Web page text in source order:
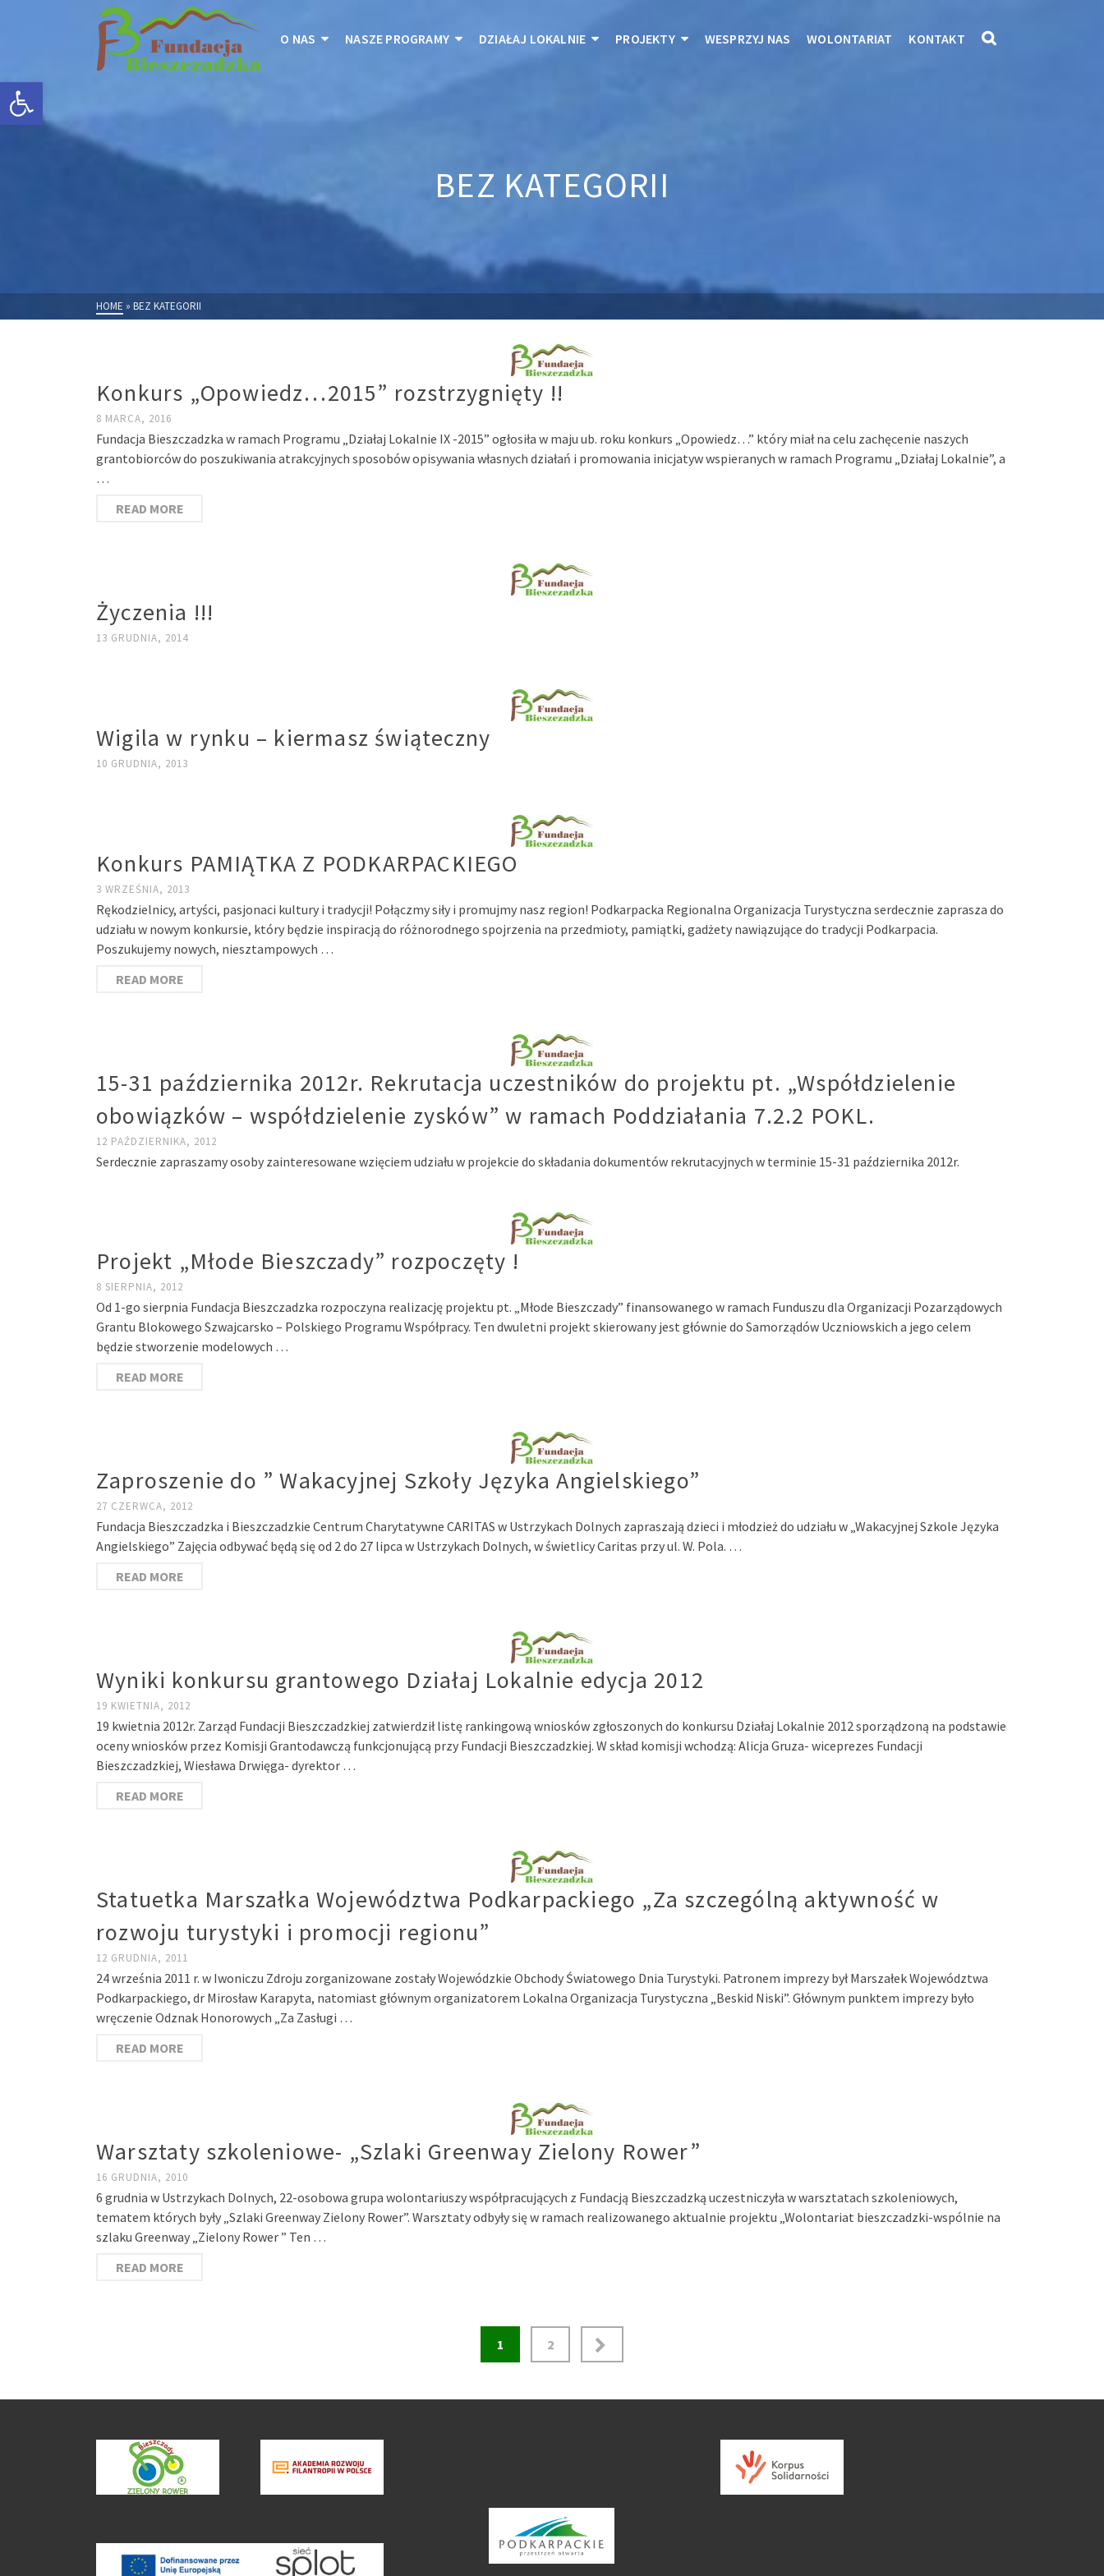
Otwórz pasek narzędzi
O NAS NASZE PROGRAMY DZIAŁAJ LOKALNIE PROJEKTY WESPRZYJ NAS WOLONTARIAT KONTAKT
BEZ KATEGORII
HOME » BEZ KATEGORII
Konkurs „Opowiedz…2015” rozstrzygnięty !!
8 MARCA, 2016
Fundacja Bieszczadzka w ramach Programu „Działaj Lokalnie IX -2015” ogłosiła w maju ub. roku konkurs „Opowiedz…” który miał na celu zachęcenie naszych
grantobiorców do poszukiwania atrakcyjnych sposobów opisywania własnych działań i promowania inicjatyw wspieranych w ramach Programu „Działaj Lokalnie”, a
…
READ MORE
Życzenia !!!
13 GRUDNIA, 2014
Wigila w rynku – kiermasz świąteczny
10 GRUDNIA, 2013
Konkurs PAMIĄTKA Z PODKARPACKIEGO
3 WRZEŚNIA, 2013
Rękodzielnicy, artyści, pasjonaci kultury i tradycji! Połączmy siły i promujmy nasz region! Podkarpacka Regionalna Organizacja Turystyczna serdecznie zaprasza do
udziału w nowym konkursie, który będzie inspiracją do różnorodnego spojrzenia na przedmioty, pamiątki, gadżety nawiązujące do tradycji Podkarpacia.
Poszukujemy nowych, niesztampowych …
READ MORE
15-31 października 2012r. Rekrutacja uczestników do projektu pt. „Współdzielenie
obowiązków – współdzielenie zysków” w ramach Poddziałania 7.2.2 POKL.
12 PAŹDZIERNIKA, 2012
Serdecznie zapraszamy osoby zainteresowane wzięciem udziału w projekcie do składania dokumentów rekrutacyjnych w terminie 15-31 października 2012r.
Projekt „Młode Bieszczady” rozpoczęty !
8 SIERPNIA, 2012
Od 1-go sierpnia Fundacja Bieszczadzka rozpoczyna realizację projektu pt. „Młode Bieszczady” finansowanego w ramach Funduszu dla Organizacji Pozarządowych
Grantu Blokowego Szwajcarsko – Polskiego Programu Współpracy. Ten dwuletni projekt skierowany jest głównie do Samorządów Uczniowskich a jego celem
będzie stworzenie modelowych …
READ MORE
Zaproszenie do ” Wakacyjnej Szkoły Języka Angielskiego”
27 CZERWCA, 2012
Fundacja Bieszczadzka i Bieszczadzkie Centrum Charytatywne CARITAS w Ustrzykach Dolnych zapraszają dzieci i młodzież do udziału w „Wakacyjnej Szkole Języka
Angielskiego” Zajęcia odbywać będą się od 2 do 27 lipca w Ustrzykach Dolnych, w świetlicy Caritas przy ul. W. Pola. …
READ MORE
Wyniki konkursu grantowego Działaj Lokalnie edycja 2012
19 KWIETNIA, 2012
19 kwietnia 2012r. Zarząd Fundacji Bieszczadzkiej zatwierdził listę rankingową wniosków zgłoszonych do konkursu Działaj Lokalnie 2012 sporządzoną na podstawie
oceny wniosków przez Komisji Grantodawczą funkcjonującą przy Fundacji Bieszczadzkiej. W skład komisji wchodzą: Alicja Gruza- wiceprezes Fundacji
Bieszczadzkiej, Wiesława Drwięga- dyrektor …
READ MORE
Statuetka Marszałka Województwa Podkarpackiego „Za szczególną aktywność w
rozwoju turystyki i promocji regionu”
12 GRUDNIA, 2011
24 września 2011 r. w Iwoniczu Zdroju zorganizowane zostały Wojewódzkie Obchody Światowego Dnia Turystyki. Patronem imprezy był Marszałek Województwa
Podkarpackiego, dr Mirosław Karapyta, natomiast głównym organizatorem Lokalna Organizacja Turystyczna „Beskid Niski”. Głównym punktem imprezy było
wręczenie Odznak Honorowych „Za Zasługi …
READ MORE
Warsztaty szkoleniowe- „Szlaki Greenway Zielony Rower”
16 GRUDNIA, 2010
6 grudnia w Ustrzykach Dolnych, 22-osobowa grupa wolontariuszy współpracujących z Fundacją Bieszczadzką uczestniczyła w warsztatach szkoleniowych,
tematem których były „Szlaki Greenway Zielony Rower”. Warsztaty odbyły się w ramach realizowanego aktualnie projektu „Wolontariat bieszczadzki-wspólnie na
szlaku Greenway „Zielony Rower ” Ten …
READ MORE
1 2